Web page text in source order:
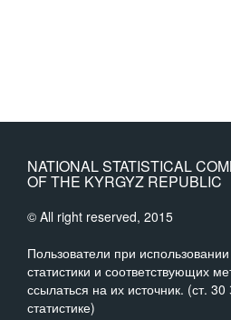
NATIONAL STATISTICAL
OF THE KYRGYZ REPUBLIC
© All right reserved, 2015
Пользователи при
статистики и соответствующих
ссылаться на их источник. (ст.
статистике)